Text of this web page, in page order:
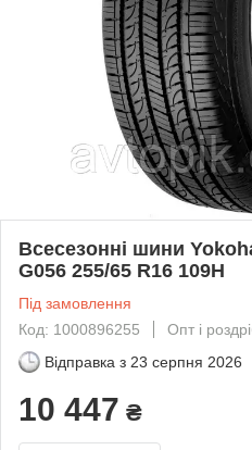
Всесезонні шини
G056 255/65 R16 109H
Під замовлення
Код: 1000896255
Опт і
Відправка з 23 серпня 2026
10 447 ₴